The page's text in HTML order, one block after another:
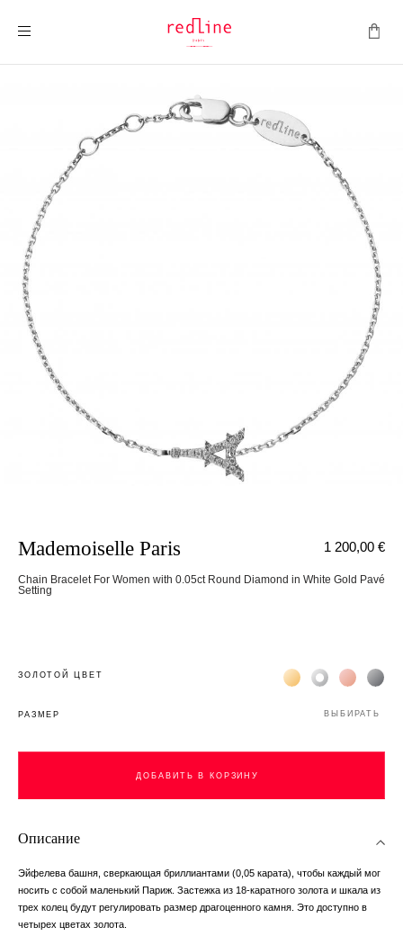
Mademoiselle Paris
Chain Bracelet For Women with 0.05ct Round Diamond in White Gold Pavé
Setting
1 200,00 €
ЗОЛОТОЙ ЦВЕТ Жёлтое золото 18К
Белое золото
Розовое
РАЗМЕР ВЫБИРАТЬ
ДОБАВИТЬ В КОРЗИНУ
Описание
Эйфелева башня, сверкающая бриллиантами (0,05 карата), чтобы каждый мог
носить с собой маленький Париж. Застежка из 18-каратного золота и шкала из
трех колец будут регулировать размер драгоценного камня. Это доступно в
четырех цветах золота.